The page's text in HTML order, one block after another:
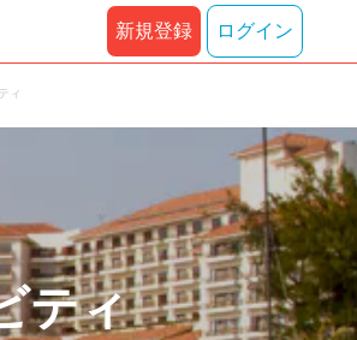
新規登録 ログイン
ィ
ティ